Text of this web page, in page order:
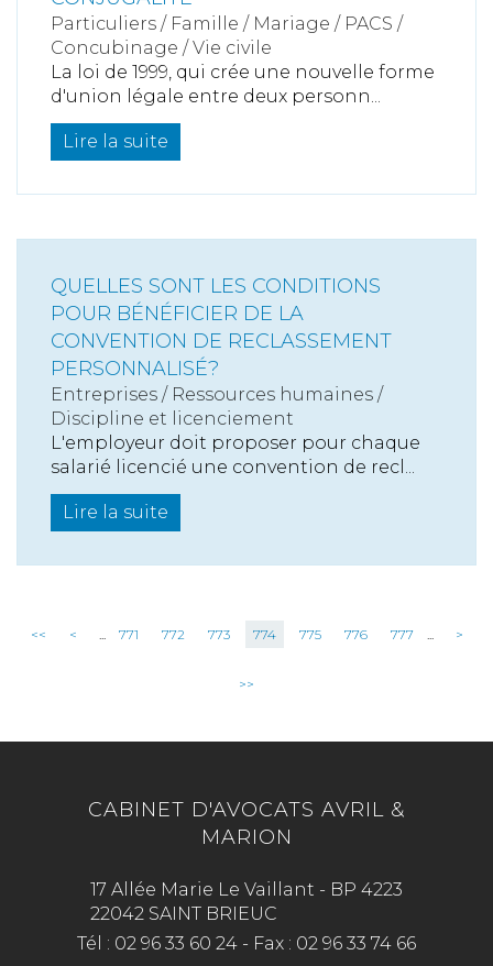
Particuliers / Famille / Mariage / PACS /
Concubinage / Vie civile
La loi de 1999, qui crée une nouvelle forme
d'union légale entre deux personn...
Lire la suite
QUELLES SONT LES CONDITIONS
POUR BÉNÉFICIER DE LA
CONVENTION DE RECLASSEMENT
PERSONNALISÉ?
Entreprises / Ressources humaines /
Discipline et licenciement
L'employeur doit proposer pour chaque
salarié licencié une convention de recl...
Lire la suite
<< < ... 771 772 773 774 775 776 777 ... >
>>
CABINET D'AVOCATS AVRIL &
MARION
17 Allée Marie Le Vaillant - BP 4223
22042 SAINT BRIEUC
Tél : 02 96 33 60 24 - Fax : 02 96 33 74 66